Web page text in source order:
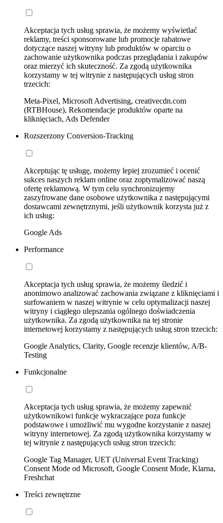
Akceptacja tych usług sprawia, że możemy wyświetlać
reklamy, treści sponsorowane lub promocje rabatowe
dotyczące naszej witryny lub produktów w oparciu o
zachowanie użytkownika podczas przeglądania i zakupów
oraz mierzyć ich skuteczność. Za zgodą użytkownika
korzystamy w tej witrynie z następujących usług stron
trzecich:
Meta-Pixel, Microsoft Advertising, creativecdn.com
(RTBHouse), Rekomendacje produktów oparte na
kliknięciach, Ads Defender
Rozszerzony Conversion-Tracking
Akceptując tę usługę, możemy lepiej zrozumieć i ocenić
sukces naszych reklam online oraz zoptymalizować naszą
ofertę reklamową. W tym celu synchronizujemy
zaszyfrowane dane osobowe użytkownika z następującymi
dostawcami zewnętrznymi, jeśli użytkownik korzysta już z
ich usług:
Google Ads
Performance
Akceptacja tych usług sprawia, że możemy śledzić i
anonimowo analizować zachowania związane z kliknięciami i
surfowaniem w naszej witrynie w celu optymalizacji naszej
witryny i ciągłego ulepszania ogólnego doświadczenia
użytkownika. Za zgodą użytkownika na tej stronie
internetowej korzystamy z następujących usług stron trzecich:
Google Analytics, Clarity, Google recenzje klientów, A/B-
Testing
Funkcjonalne
Akceptacja tych usług sprawia, że możemy zapewnić
użytkownikowi funkcje wykraczające poza funkcje
podstawowe i umożliwić mu wygodne korzystanie z naszej
witryny internetowej. Za zgodą użytkownika korzystamy w
tej witrynie z następujących usług stron trzecich:
Google Tag Manager, UET (Universal Event Tracking)
Consent Mode od Microsoft, Google Consent Mode, Klarna,
Freshchat
Treści zewnętrzne